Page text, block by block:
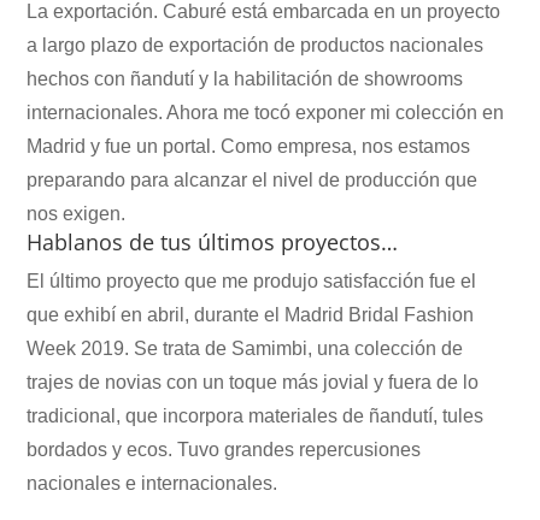
La exportación. Caburé está embarcada en un proyecto
a largo plazo de exportación de productos nacionales
hechos con ñandutí y la habilitación de showrooms
internacionales. Ahora me tocó exponer mi colección en
Madrid y fue un portal. Como empresa, nos estamos
preparando para alcanzar el nivel de producción que
nos exigen.
Hablanos de tus últimos proyectos…
El último proyecto que me produjo satisfacción fue el
que exhibí en abril, durante el Madrid Bridal Fashion
Week 2019. Se trata de Samimbi, una colección de
trajes de novias con un toque más jovial y fuera de lo
tradicional, que incorpora materiales de ñandutí, tules
bordados y ecos. Tuvo grandes repercusiones
nacionales e internacionales.